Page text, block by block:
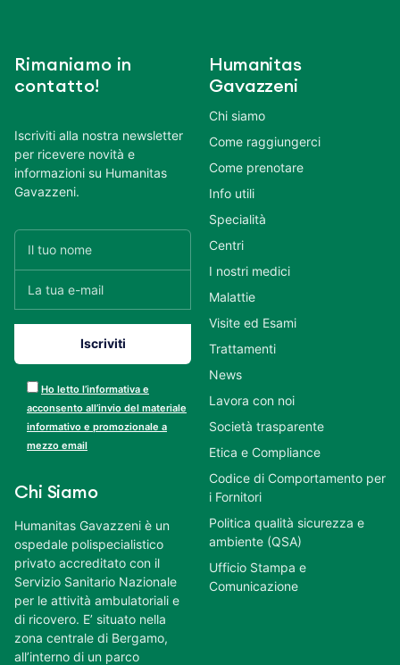
Rimaniamo in
contatto!
Iscriviti alla nostra newsletter
per ricevere novità e
informazioni su Humanitas
Gavazzeni.
Ho letto l’informativa e
acconsento all’invio del materiale
informativo e promozionale a
mezzo email
Chi Siamo
Humanitas Gavazzeni è un
ospedale polispecialistico
privato accreditato con il
Servizio Sanitario Nazionale
per le attività ambulatoriali e
di ricovero. E’ situato nella
zona centrale di Bergamo,
all’interno di un parco
Humanitas
Gavazzeni
Chi siamo
Come raggiungerci
Come prenotare
Info utili
Specialità
Centri
I nostri medici
Malattie
Visite ed Esami
Trattamenti
News
Lavora con noi
Società trasparente
Etica e Compliance
Codice di Comportamento per
i Fornitori
Politica qualità sicurezza e
ambiente (QSA)
Ufficio Stampa e
Comunicazione